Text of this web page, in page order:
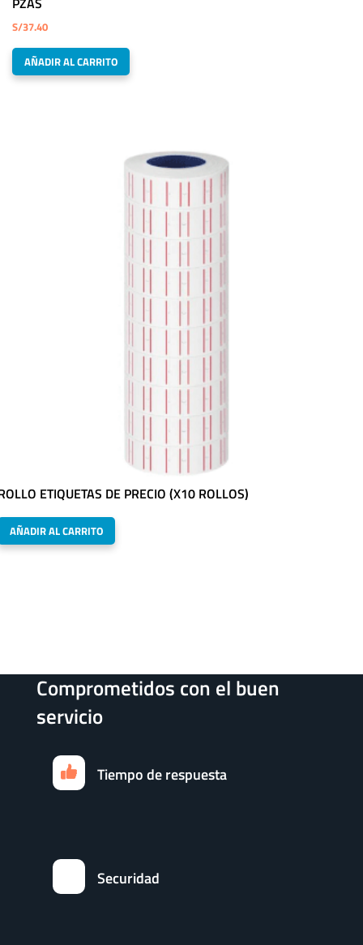
S/37.40
AÑADIR AL CARRITO
ETIQUETAS DE PRECIO (X10 ROLLOS)
AÑADIR AL CARRITO
Comprometidos con el buen
servicio
Tiempo de respuesta
Securidad